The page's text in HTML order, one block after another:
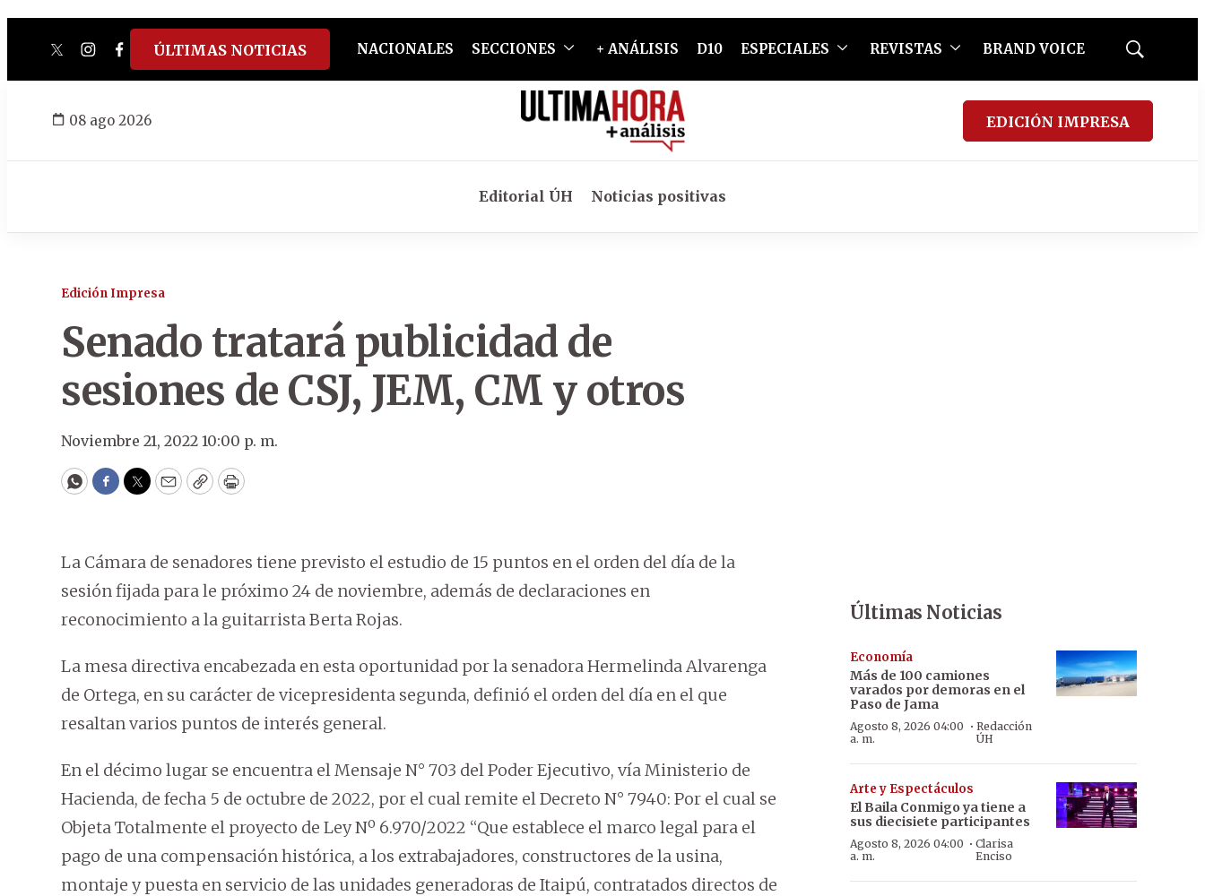
twitterinstagram
facebook
tiktokyoutube
spotify
ÚLTIMAS NOTICIAS NACIONALES SECCIONES + ANÁLISIS D10 ESPECIALES REVISTAS BRAND VOICE
Mostrar
08 ago 2026 EDICIÓN IMPRESA
Editorial ÚH Noticias positivas
Edición Impresa
Senado tratará publicidad de
sesiones de CSJ, JEM, CM y otros
Noviembre 21, 2022 10:00 p. m.
WhatsApp
Facebook
Twitter
EmailCopyPrint
La Cámara de senadores tiene previsto el estudio de 15 puntos en el orden del día de la
sesión fijada para le próximo 24 de noviembre, además de declaraciones en
reconocimiento a la guitarrista Berta Rojas.
La mesa directiva encabezada en esta oportunidad por la senadora Hermelinda Alvarenga
de Ortega, en su carácter de vicepresidenta segunda, definió el orden del día en el que
resaltan varios puntos de interés general.
En el décimo lugar se encuentra el Mensaje N° 703 del Poder Ejecutivo, vía Ministerio de
Hacienda, de fecha 5 de octubre de 2022, por el cual remite el Decreto N° 7940: Por el cual se
Objeta Totalmente el proyecto de Ley Nº 6.970/2022 “Que establece el marco legal para el
pago de una compensación histórica, a los extrabajadores, constructores de la usina,
montaje y puesta en servicio de las unidades generadoras de Itaipú, contratados directos de
Últimas Noticias
Economía
Más de 100 camiones
varados por demoras en el
Paso de Jama
Agosto 8, 2026 04:00
a. m.
· Redacción
ÚH
Arte y Espectáculos
El Baila Conmigo ya tiene a
sus diecisiete participantes
Agosto 8, 2026 04:00
a. m.
· Clarisa
Enciso